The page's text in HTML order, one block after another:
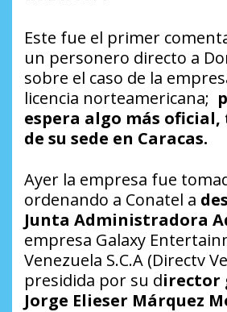
Este fue el primer
un personero directo a
sobre el caso de la
licencia norteamericana;
espera algo más
de su sede en Caracas.
Ayer la empresa fue
ordenando a Conatel a
Junta Administradora
empresa Galaxy
Venezuela S.C.A (Directv
presidida por su director
Jorge Elieser Márquez